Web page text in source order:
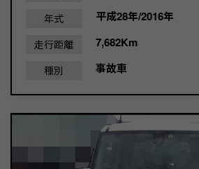
年式 平成28年/2016年
走行距離 7,682Km
種別 事故車